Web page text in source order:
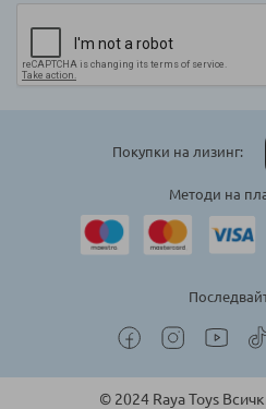
Покупки на лизинг:
Методи на
© 2024 Raya Toys